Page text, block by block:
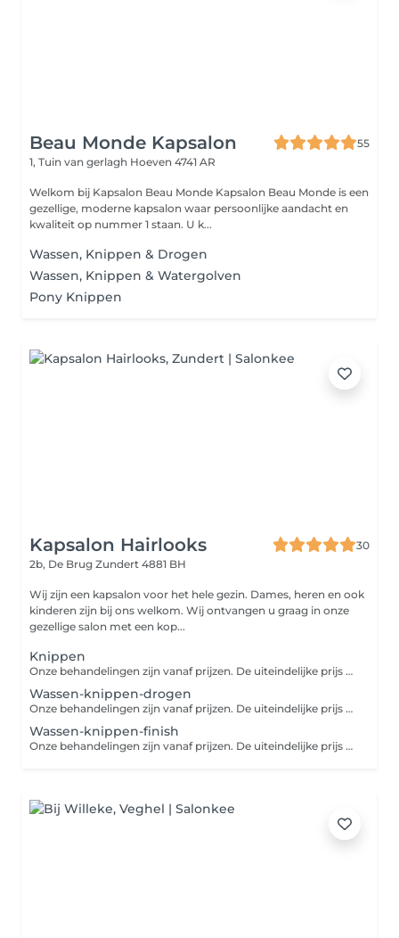
Beau Monde Kapsalon
55
1, Tuin van gerlagh Hoeven 4741 AR
Welkom bij Kapsalon Beau Monde Kapsalon Beau Monde is een
gezellige, moderne kapsalon waar persoonlijke aandacht en
kwaliteit op nummer 1 staan. U k...
Wassen, Knippen & Drogen
Wassen, Knippen & Watergolven
Pony Knippen
Kapsalon Hairlooks
30
2b, De Brug Zundert 4881 BH
Wij zijn een kapsalon voor het hele gezin. Dames, heren en ook
kinderen zijn bij ons welkom. Wij ontvangen u graag in onze
gezellige salon met een kop...
Knippen
Onze behandelingen zijn vanaf prijzen. De uiteindelijke prijs wordt afgestemd op jouw persoonlijke situatie.
Wassen-knippen-drogen
Onze behandelingen zijn vanaf prijzen. De uiteindelijke prijs wordt in overleg afgestemd op jouw persoonlijke situatie.
Wassen-knippen-finish
Onze behandelingen zijn vanaf prijzen. De uiteindelijke prijs wordt afgestemd op jouw persoonlijke situatie.